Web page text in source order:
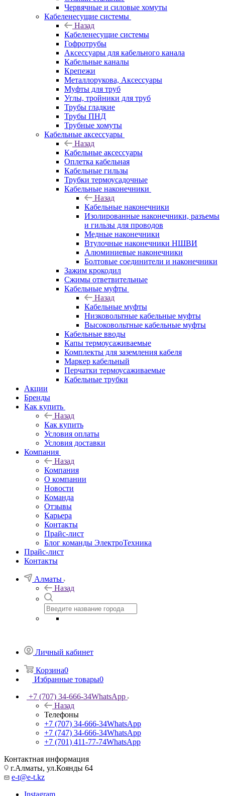
Червячные и силовые хомуты
Кабеленесущие системы
Назад
Кабеленесущие системы
Гофротрубы
Аксессуары для кабельного канала
Кабельные каналы
Крепежи
Металлорукова, Аксессуары
Муфты для труб
Углы, тройники для труб
Трубы гладкие
Трубы ПНД
Трубные хомуты
Кабельные аксессуары
Назад
Кабельные аксессуары
Оплетка кабельная
Кабельные гильзы
Трубки термоусадочные
Кабельные наконечники
Назад
Кабельные наконечники
Изолированные наконечники, разъемы
и гильзы для проводов
Медные наконечники
Втулочные наконечники НШВИ
Алюминиевые наконечники
Болтовые соединители и наконечники
Зажим крокодил
Сжимы ответвительные
Кабельные муфты
Назад
Кабельные муфты
Низковольтные кабельные муфты
Высоковольтные кабельные муфты
Кабельные вводы
Капы термоусаживаемые
Комплекты для заземления кабеля
Маркер кабельный
Перчатки термоусаживаемые
Кабельные трубки
Акции
Бренды
Как купить
Назад
Как купить
Условия оплаты
Условия доставки
Компания
Назад
Компания
О компании
Новости
Команда
Отзывы
Карьера
Контакты
Прайс-лист
Блог команды ЭлектроТехника
Прайс-лист
Контакты
Алматы
Назад
Личный кабинет
Корзина0
Избранные товары0
+7 (707) 34-666-34WhatsApp
Назад
Телефоны
+7 (707) 34-666-34WhatsApp
+7 (747) 34-666-34WhatsApp
+7 (701) 411-77-74WhatsApp
Контактная информация
г.Алматы, ул.Коянды 64
e-t@e-t.kz
Instagram